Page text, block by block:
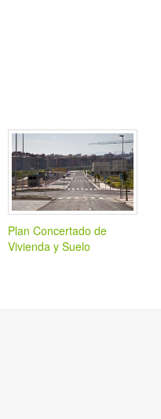
Plan Concertado de
Vivienda y Suelo